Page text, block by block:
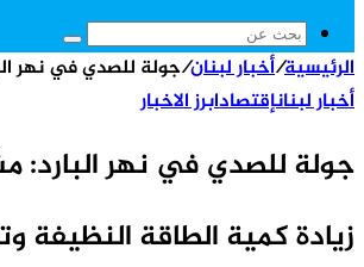
بحث
عن
الرئيسية/أخبار لبنان/جولة للصدي في نهر
أخبار لبنانإقتصادابرز الاخبار
جولة للصدي في نهر البارد:
زيادة كمية الطاقة النظيفة